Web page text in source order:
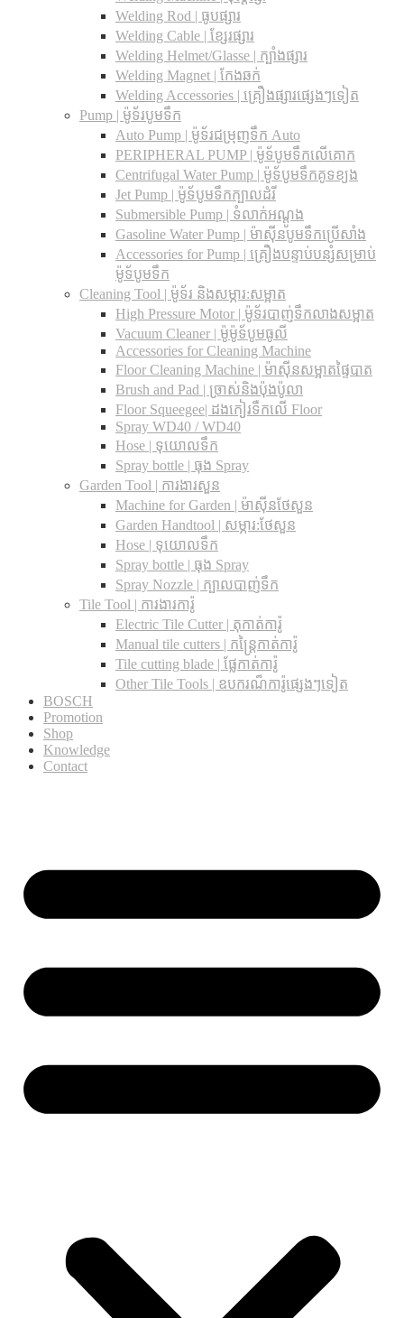
Welding Rod | ធូបផ្សារ
Welding Cable | ខ្សែរផ្សារ
Welding Helmet/Glasse | ក្បាំងផ្សារ
Welding Magnet | កែងឆក់
Welding Accessories | គ្រឿងផ្សារផ្សេងៗទៀត
Pump | ម៉ូទ័របូមទឹក
Auto Pump | ម៉ូទ័រជម្រុញទឹក Auto
PERIPHERAL PUMP | ម៉ូទ័បូមទឹកលើគោក
Centrifugal Water Pump | ម៉ូទ័បូមទឹកគូទខ្យង
Jet Pump | ម៉ូទ័បូមទឹកក្បាលដំរី
Submersible Pump | ទំលាក់អណ្តូង
Gasoline Water Pump | ម៉ាស៊ីនបូមទឹកប្រើសាំង
Accessories for Pump | គ្រឿងបន្ទាប់បន្សំសម្រាប់
ម៉ូទ័បូមទឹក
Cleaning Tool | ម៉ូទ័រ និងសម្ភារ:សម្អាត
High Pressure Motor | ម៉ូទ័របាញ់ទឹកលាងសម្អាត
Vacuum Cleaner | ម៉ូម៉ូទ័បូមធូលី
Accessories for Cleaning Machine
Floor Cleaning Machine | ម៉ាស៊ីនសម្អាតផ្ទៃបាត
Brush and Pad | ច្រាស់និងប៉ុងប៉ូលា
Floor Squeegee| ដងកៀរទឺកលើ Floor
Spray WD40 / WD40
Hose | ទុយោលទឹក
Spray bottle | ធុង Spray
Garden Tool | ការងារសួន
Machine for Garden | ម៉ាស៊ីនថែសួន
Garden Handtool | សម្ភារ:ថែសួន
Hose | ទុយោលទឹក
Spray bottle | ធុង Spray
Spray Nozzle | ក្បាលបាញ់ទឹក
Tile Tool | ការងារការ៉ូ
Electric Tile Cutter | តុកាត់ការ៉ូ
Manual tile cutters | កន្ត្រៃកាត់ការ៉ូ
Tile cutting blade | ផ្លែកាត់ការ៉ូ
Other Tile Tools | ឧបករណ៏ការ៉ូផ្សេងៗទៀត
BOSCH
Promotion
Shop
Knowledge
Contact